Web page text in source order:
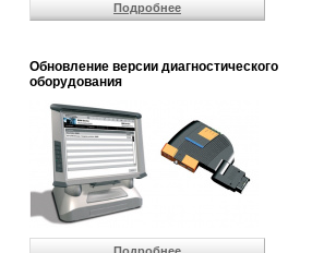
Подробнее
Обновление версии диагностического
оборудования